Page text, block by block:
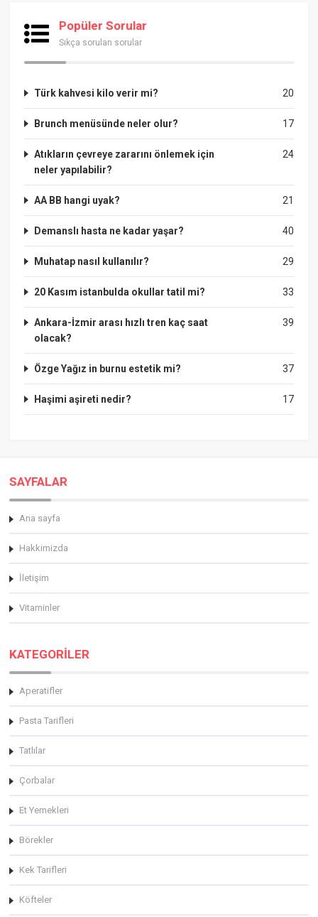
Popüler Sorular
Sıkça sorulan sorular
20
Türk kahvesi kilo verir mi?
17
Brunch menüsünde neler olur?
24
Atıkların çevreye zararını önlemek için
neler yapılabilir?
21
AA BB hangi uyak?
40
Demanslı hasta ne kadar yaşar?
29
Muhatap nasıl kullanılır?
33
20 Kasım istanbulda okullar tatil mi?
39
Ankara-İzmir arası hızlı tren kaç saat
olacak?
37
Özge Yağız in burnu estetik mi?
17
Haşimi aşireti nedir?
SAYFALAR
Ana sayfa
Hakkimizda
İletişim
Vitaminler
KATEGORİLER
Aperatifler
Pasta Tarifleri
Tatlılar
Çorbalar
Et Yemekleri
Börekler
Kek Tarifleri
Köfteler